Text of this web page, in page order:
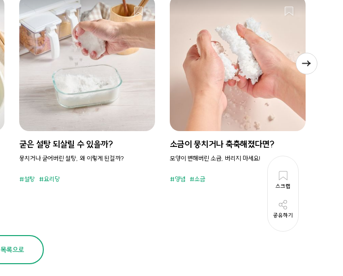
스크랩
공유하기
굳은 설탕 되살릴 수 있을까?
뭉치거나 굳어버린 설탕, 왜 이렇게 된걸까?
설탕 요리당
소금이 뭉치거나 축축해졌다면?
모양이 변해버린 소금, 버리지 마세요!
양념 소금
목록으로